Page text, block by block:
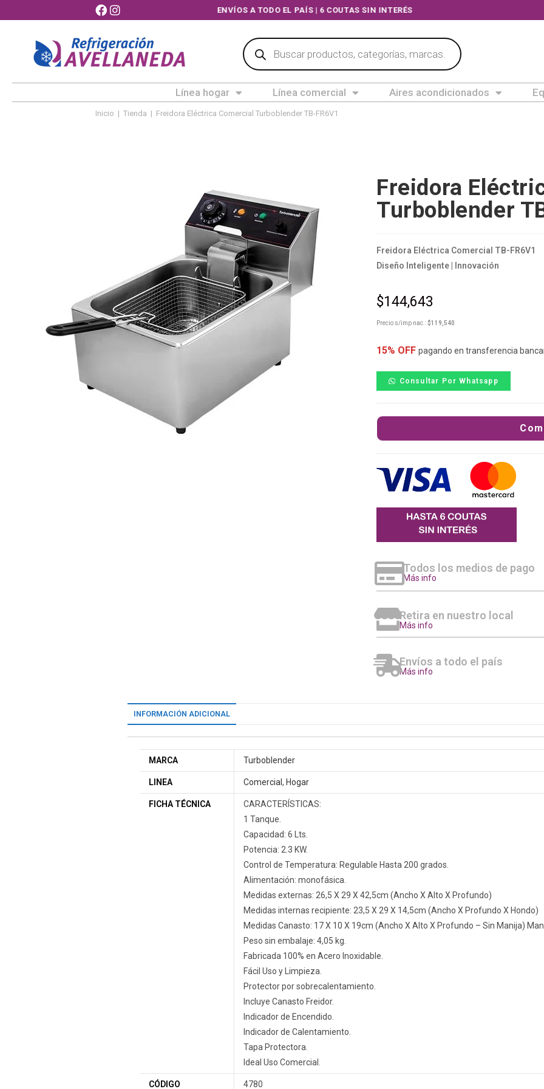
ENVÍOS A TODO EL PAÍS | 6 COUTAS SIN INTERÉS
Línea hogar Línea comercial Aires acondicionados
Inicio | Tienda | Freidora Eléctrica Comercial Turboblender TB-FR6V1
Freidora
Turboblender
Freidora Eléctrica Comercial TB-FR6V1
Diseño Inteligente | Innovación
$144,643
Precio s/imp nac.:$119,540
15% OFF pagando en transferencia
Consultar Por Whatsapp
Todos los medios de pago
Más info
Retira en nuestro local
Más info
Envíos a todo el país
Más info
INFORMACIÓN ADICIONAL
MARCA Turboblender
LINEA Comercial, Hogar
FICHA TÉCNICA
CARACTERÍSTICAS:
1 Tanque.
Capacidad: 6 Lts.
Potencia: 2.3 KW.
Control de Temperatura: Regulable Hasta 200 grados.
Alimentación: monofásica.
Medidas externas: 26,5 X 29 X 42,5cm (Ancho X Alto X Profundo)
Medidas internas recipiente: 23,5 X 29 X 14,5cm (Ancho X Profundo X Hondo)
Medidas Canasto: 17 X 10 X 19cm (Ancho X Alto X Profundo – Sin Manija)
Peso sin embalaje: 4,05 kg.
Fabricada 100% en Acero Inoxidable.
Fácil Uso y Limpieza.
Protector por sobrecalentamiento.
Incluye Canasto Freidor.
Indicador de Encendido.
Indicador de Calentamiento.
Tapa Protectora.
Ideal Uso Comercial.
CÓDIGO 4780